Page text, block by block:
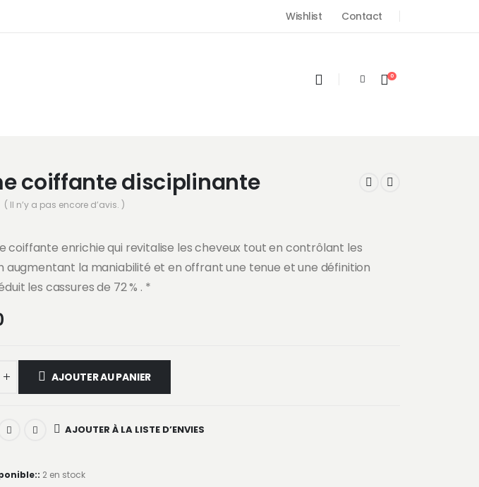
Wishlist Contact
0
coiffante disciplinante
( Il n’y a pas encore d’avis. )
coiffante enrichie qui revitalise les cheveux tout en contrôlant les
augmentant la maniabilité et en offrant une tenue et une définition
les cassures de 72 % . *
AJOUTER AU PANIER
AJOUTER À LA LISTE D’ENVIES
2 en stock